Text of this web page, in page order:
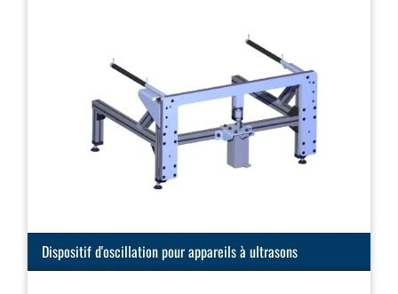
Dispositif d'oscillation pour appareils à ultrasons